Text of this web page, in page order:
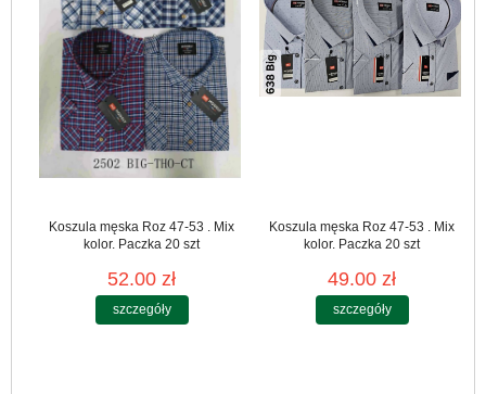
Koszula męska Roz 47-53 . Mix
kolor. Paczka 20 szt
52.00 zł
szczegóły
Koszula męska Roz 47-53 . Mix
kolor. Paczka 20 szt
49.00 zł
szczegóły